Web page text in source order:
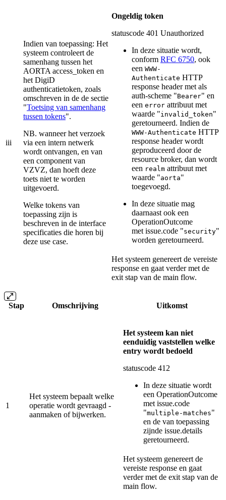
iii
Indien van toepassing: Het
systeem controleert de
samenhang tussen het
AORTA access_token en
het DigiD
authenticatietoken, zoals
omschreven in de de sectie
"Toetsing van samenhang
tussen tokens".
NB. wanneer het verzoek
via een intern netwerk
wordt ontvangen, en van
een component van
VZVZ, dan hoeft deze
toets niet te worden
uitgevoerd.
Welke tokens van
toepassing zijn is
beschreven in de interface
specificaties die horen bij
deze use case.
Ongeldig token
statuscode 401 Unauthorized
In deze situatie wordt,
conform RFC 6750, ook
een WWW-
Authenticate HTTP
response header met als
auth-scheme "Bearer" en
een error attribuut met
waarde "invalid_token"
geretourneerd. Indien de
WWW-Authenticate HTTP
response header wordt
geproduceerd door de
resource broker, dan wordt
een realm attribuut met
waarde "aorta"
toegevoegd.
In deze situatie mag
daarnaast ook een
OperationOutcome
met issue.code "security"
worden geretourneerd.
Het systeem genereert de vereiste
response en gaat verder met de
exit stap van de main flow.
Stap Omschrijving Uitkomst
1
Het systeem bepaalt welke
operatie wordt gevraagd -
aanmaken of bijwerken.
Het systeem kan niet
eenduidig vaststellen welke
entry wordt bedoeld
statuscode 412
In deze situatie wordt
een OperationOutcome
met issue.code
"multiple-matches"
en de van toepassing
zijnde issue.details
geretourneerd.
Het systeem genereert de
vereiste response en gaat
verder met de exit stap van de
main flow.